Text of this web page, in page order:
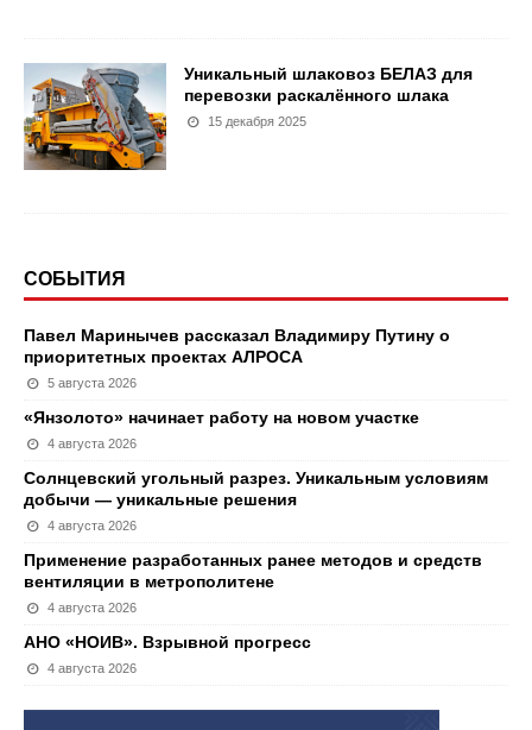
Уникальный шлаковоз БЕЛАЗ для
перевозки раскалённого шлака
15 декабря 2025
СОБЫТИЯ
Павел Маринычев рассказал Владимиру Путину о
приоритетных проектах АЛРОСА
5 августа 2026
«Янзолото» начинает работу на новом участке
4 августа 2026
Солнцевский угольный разрез. Уникальным условиям
добычи — уникальные решения
4 августа 2026
Применение разработанных ранее методов и средств
вентиляции в метрополитене
4 августа 2026
АНО «НОИВ». Взрывной прогресс
4 августа 2026